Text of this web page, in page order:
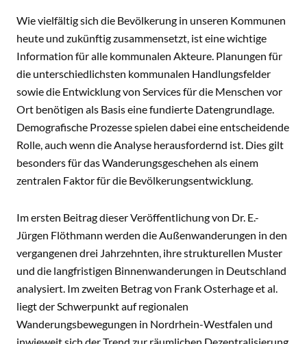
Wie vielfältig sich die Bevölkerung in unseren Kommunen
heute und zukünftig zusammensetzt, ist eine wichtige
Information für alle kommunalen Akteure. Planungen für
die unterschiedlichsten kommunalen Handlungsfelder
sowie die Entwicklung von Services für die Menschen vor
Ort benötigen als Basis eine fundierte Datengrundlage.
Demografische Prozesse spielen dabei eine entscheidende
Rolle, auch wenn die Analyse herausfordernd ist. Dies gilt
besonders für das Wanderungsgeschehen als einem
zentralen Faktor für die Bevölkerungsentwicklung.
Im ersten Beitrag dieser Veröffentlichung von Dr. E.-
Jürgen Flöthmann werden die Außenwanderungen in den
vergangenen drei Jahrzehnten, ihre strukturellen Muster
und die langfristigen Binnenwanderungen in Deutschland
analysiert. Im zweiten Betrag von Frank Osterhage et al.
liegt der Schwerpunkt auf regionalen
Wanderungsbewegungen in Nordrhein-Westfalen und